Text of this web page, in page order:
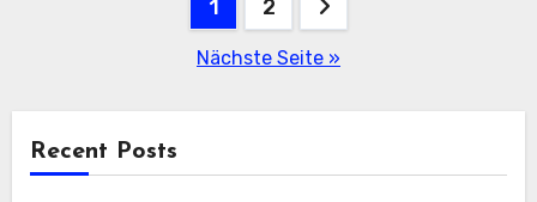
1 2
Nächste Seite »
Recent Posts